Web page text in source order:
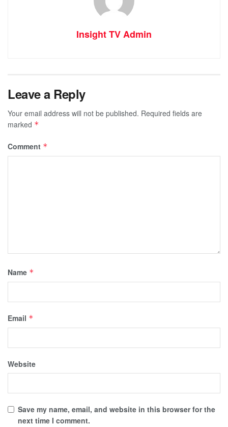
Insight TV Admin
Leave a Reply
Your email address will not be published. Required fields are
marked *
Comment *
Name *
Email *
Website
Save my name, email, and website in this browser for the
next time I comment.